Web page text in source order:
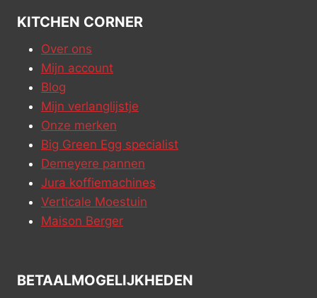
KITCHEN CORNER
Over ons
Mijn account
Blog
Mijn verlanglijstje
Onze merken
Big Green Egg specialist
Demeyere pannen
Jura koffiemachines
Verticale Moestuin
Maison Berger
BETAALMOGELIJKHEDEN